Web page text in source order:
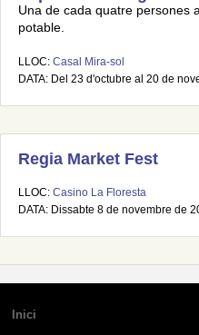
Una de cada quatre persones
potable.
LLOC: Casal Mira-sol
DATA: Del 23 d'octubre al 20 de
Regia Market Fest
LLOC: Casino La Floresta
DATA: Dissabte 8 de novembre de
Inici